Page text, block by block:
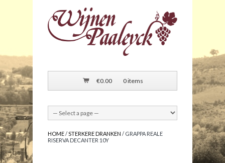
€0.00 0 items
HOME/STERKERE DRANKEN / GRAPPA REALE
RISERVA DECANTER 10Y